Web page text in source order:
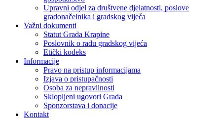
Upravni odjel za društvene djelatnosti, poslove
gradonačelnika i gradskog vijeća
Važni dokumenti
Statut Grada Krapine
Poslovnik o radu gradskog vijeća
Etički kodeks
Informacije
Pravo na pristup informacijama
Izjava o pristupačnosti
Osoba za nepravilnosti
Sklopljeni ugovori Grada
Sponzorstava i donacije
Kontakt